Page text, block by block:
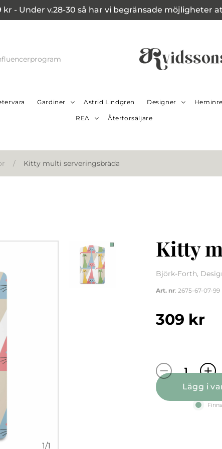
kr - Under v.28-30 så har vi begränsade möjligheter
Gardiner Astrid Lindgren Designer
REA Återforsäljare
/ Kitty multi serveringsbräda
1/1
Kitty
Björk-Forth,
Art. nr: 2675-67-07-99
309 kr
Kitty
Lägg i